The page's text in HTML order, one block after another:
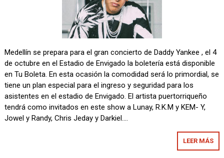
Medellín se prepara para el gran concierto de Daddy Yankee , el 4
de octubre en el Estadio de Envigado la boletería está disponible
en Tu Boleta. En esta ocasión la comodidad será lo primordial, se
tiene un plan especial para el ingreso y seguridad para los
asistentes en el estadio de Envigado. El artista puertorriqueño
tendrá como invitados en este show a Lunay, R.K.M y KEM- Y,
Jowel y Randy, Chris Jeday y Darkiel….
LEER MÁS